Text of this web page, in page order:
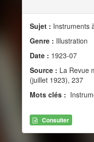
Sujet : Instruments
Genre : Illustration
Date : 1923-07
Source : La Revue
(juillet 1923), 237
Mots clés :
Consulter